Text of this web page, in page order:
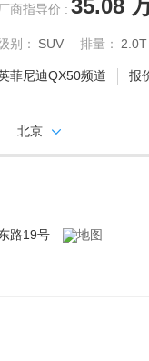
商指导价 : 35.08
别： SUV 排量： 2.0T
菲尼迪QX50频道 报
北京
路19号